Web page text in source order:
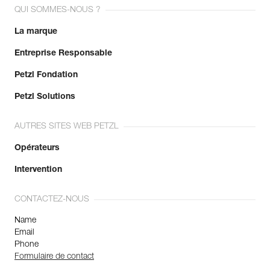
QUI SOMMES-NOUS ?
La marque
Entreprise Responsable
Petzl Fondation
Petzl Solutions
AUTRES SITES WEB PETZL
Opérateurs
Intervention
CONTACTEZ-NOUS
Name
Email
Phone
Formulaire de contact